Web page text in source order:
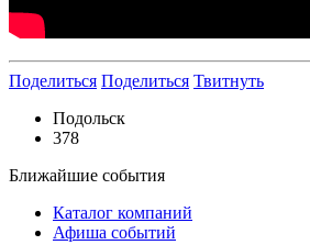
Поделиться Поделиться Твитнуть
Подольск
378
Ближайшие события
Каталог компаний
Афиша событий